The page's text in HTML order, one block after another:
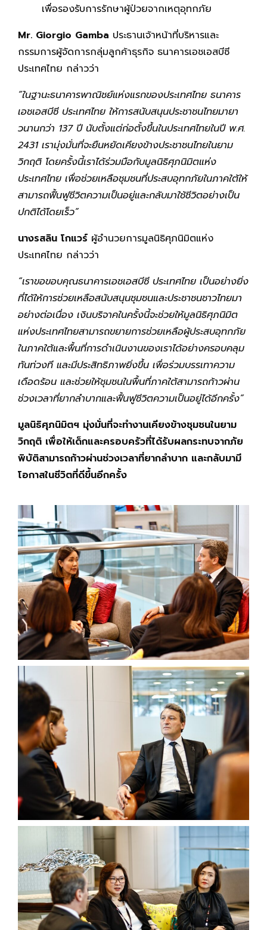
เพื่อรองรับการรักษาผู้ป่วยจากเหตุอุทกภัย
Mr. Giorgio Gamba ประธานเจ้าหน้าที่บริหารและ
กรรมการผู้จัดการกลุ่มลูกค้าธุรกิจ ธนาคารเอชเอสบีซี
ประเทศไทย กล่าวว่า
“ในฐานะธนาคารพาณิชย์แห่งแรกของประเทศไทย ธนาคาร
เอชเอสบีซี ประเทศไทย ให้การสนับสนุนประชาชนไทยมายา
วนานกว่า 137 ปี นับตั้งแต่ก่อตั้งขึ้นในประเทศไทยในปี พ.ศ.
2431 เรามุ่งมั่นที่จะยืนหยัดเคียงข้างประชาชนไทยในยาม
วิกฤติ โดยครั้งนี้เราได้ร่วมมือกับมูลนิธิศุภนิมิตแห่ง
ประเทศไทย เพื่อช่วยเหลือชุมชนที่ประสบอุทกภัยในภาคใต้ให้
สามารถฟื้นฟูชีวิตความเป็นอยู่และกลับมาใช้ชีวิตอย่างเป็น
ปกติได้โดยเร็ว”
นางรสลิน โกแวร์ ผู้อำนวยการมูลนิธิศุภนิมิตแห่ง
ประเทศไทย กล่าวว่า
“เราขอขอบคุณธนาคารเอชเอสบีซี ประเทศไทย เป็นอย่างยิ่ง
ที่ได้ให้การช่วยเหลือสนับสนุนชุมชนและประชาชนชาวไทยมา
อย่างต่อเนื่อง เงินบริจาคในครั้งนี้จะช่วยให้มูลนิธิศุภนิมิต
แห่งประเทศไทยสามารถขยายการช่วยเหลือผู้ประสบอุทกภัย
ในภาคใต้และพื้นที่การดำเนินงานของเราได้อย่างครอบคลุม
ทันท่วงที และมีประสิทธิภาพยิ่งขึ้น เพื่อร่วมบรรเทาความ
เดือดร้อน และช่วยให้ชุมชนในพื้นที่ภาคใต้สามารถก้าวผ่าน
ช่วงเวลาที่ยากลำบากและฟื้นฟูชีวิตความเป็นอยู่ได้อีกครั้ง”
มูลนิธิศุภนิมิตฯ มุ่งมั่นที่จะทำงานเคียงข้างชุมชนในยาม
วิกฤติ เพื่อให้เด็กและครอบครัวที่ได้รับผลกระทบจากภัย
พิบัติสามารถก้าวผ่านช่วงเวลาที่ยากลำบาก และกลับมามี
โอกาสในชีวิตที่ดีขึ้นอีกครั้ง